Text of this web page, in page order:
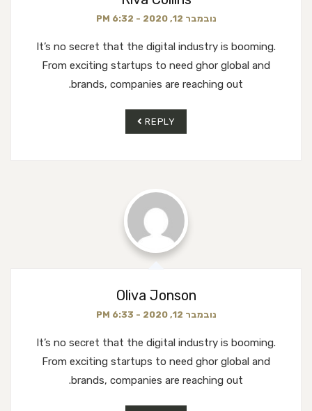
נובמבר 12, 2020 - 6:32 PM
It’s no secret that the digital industry is booming.
From exciting startups to need ghor global and
brands, companies are reaching out.
REPLY
Oliva Jonson
נובמבר 12, 2020 - 6:33 PM
It’s no secret that the digital industry is booming.
From exciting startups to need ghor global and
brands, companies are reaching out.